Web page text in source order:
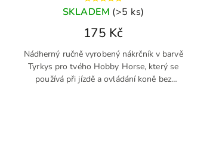
SKLADEM (>5 ks)
175 Kč
Nádherný ručně vyrobený nákrčník v barvě
Tyrkys pro tvého Hobby Horse, který se
používá při jízdě a ovládání koně bez